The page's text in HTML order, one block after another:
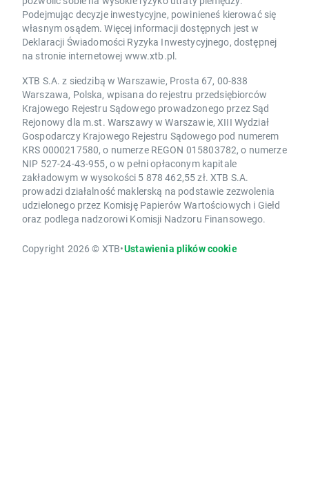
Podejmując decyzje inwestycyjne, powinieneś kierować się
własnym osądem. Więcej informacji dostępnych jest w
Deklaracji Świadomości Ryzyka Inwestycyjnego, dostępnej
na stronie internetowej www.xtb.pl.
XTB S.A. z siedzibą w Warszawie, Prosta 67, 00-838
Warszawa, Polska, wpisana do rejestru przedsiębiorców
Krajowego Rejestru Sądowego prowadzonego przez Sąd
Rejonowy dla m.st. Warszawy w Warszawie, XIII Wydział
Gospodarczy Krajowego Rejestru Sądowego pod numerem
KRS 0000217580, o numerze REGON 015803782, o numerze
NIP 527-24-43-955, o w pełni opłaconym kapitale
zakładowym w wysokości 5 878 462,55 zł. XTB S.A.
prowadzi działalność maklerską na podstawie zezwolenia
udzielonego przez Komisję Papierów Wartościowych i Giełd
oraz podlega nadzorowi Komisji Nadzoru Finansowego.
Copyright 2026 © XTB•Ustawienia plików cookie